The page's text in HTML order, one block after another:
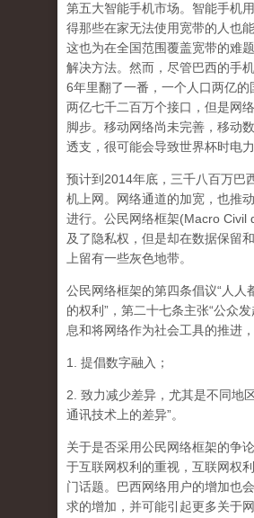
第五大智能手机市场。智能手机
得那些在家无法使用宽带的人也能
这也为在全国范围覆盖宽带的难
解决方法。然而，尽管巴西的手
6年里翻了一番，一个人口两亿的
两亿七千二百万个接口，但是网
脚步。移动网络尚未完善，移动
透支，很可能会导致世界杯时电力
预计到2014年底，三千八百万巴
机上网。网络通道的加宽，也推
进行。公民网络框架(Macro Civil
及了隐私权，但是却在数据保留
上留有一些灰色地带。
公民网络框架的第四条倡议“人人
的权利”，第二十七条主张“公众
息和将网络作为社会工具的推进
1. 提倡数字融入；
2. 致力减少差异，尤其是不同地
通讯技术上的差异”。
关于是否采用公民网络框架的争
于互联网权利的重视，互联网权
门话题。巴西网络用户的增加也
求的增加，并可能引起更多关于